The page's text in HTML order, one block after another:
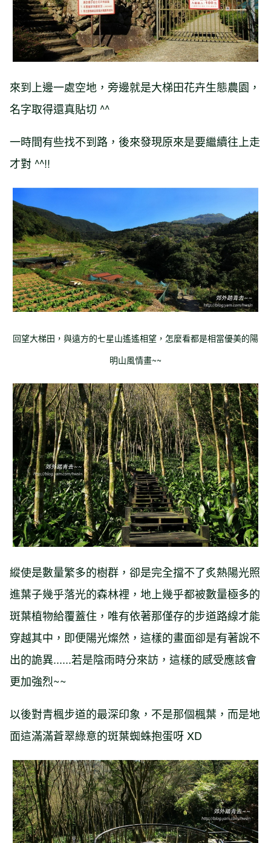
來到上邊一處空地，旁邊就是大梯田花卉生態農園，
名字取得還真貼切 ^^
一時間有些找不到路，後來發現原來是要繼續往上走
才對 ^^!!
回望大梯田，與遠方的七星山遙遙相望，怎麼看都是相當優美的陽
明山風情畫~~
縱使是數量繁多的樹群，卻是完全擋不了炙熱陽光照
進葉子幾乎落光的森林裡，地上幾乎都被數量極多的
斑葉植物給覆蓋住，唯有依著那僅存的步道路線才能
穿越其中，即便陽光燦然，這樣的畫面卻是有著說不
出的詭異......若是陰雨時分來訪，這樣的感受應該會
更加強烈~~
以後對青楓步道的最深印象，不是那個楓葉，而是地
面這滿滿蒼翠綠意的斑葉蜘蛛抱蛋呀 XD